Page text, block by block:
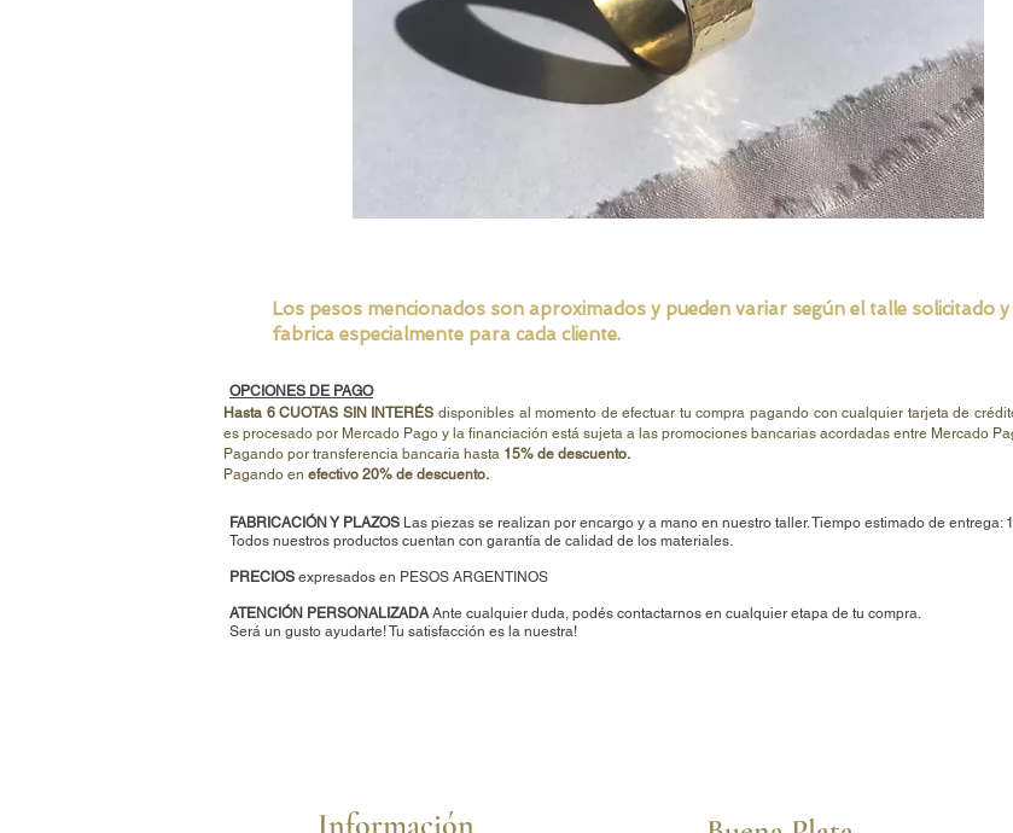
Los pesos mencionados son aproximados y pueden variar según el talle solicitado
fabrica especialmente para cada cliente.
OPCIONES DE PAGO
Hasta 6 CUOTAS SIN INTERÉS disponibles al momento de efectuar tu compra pagando con cualquier tarjeta de
es procesado por Mercado Pago y la financiación está sujeta a las promociones bancarias acordadas entre Mercado
Pagando por transferencia bancaria hasta 15% de descuento.
Pagando en efectivo 20% de descuento.
FABRICACIÓN Y PLAZOS Las piezas se realizan por encargo y a mano en nuestro taller. Tiempo estimado de entrega:
Todos nuestros productos cuentan con garantía de calidad de los materiales.
PRECIOS expresados en PESOS ARGENTINOS
ATENCIÓN PERSONALIZADAAnte cualquier duda, podés contactarnos en cualquier etapa de tu compra.
Será un gusto ayudarte!Tu satisfacción es la nuestra!
Información